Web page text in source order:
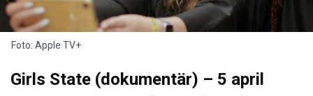
Foto: Apple TV+
Girls State (dokumentär) – 5 april